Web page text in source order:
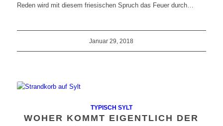
Reden wird mit diesem friesischen Spruch das Feuer durch…
Januar 29, 2018
TYPISCH SYLT
WOHER KOMMT EIGENTLICH DER